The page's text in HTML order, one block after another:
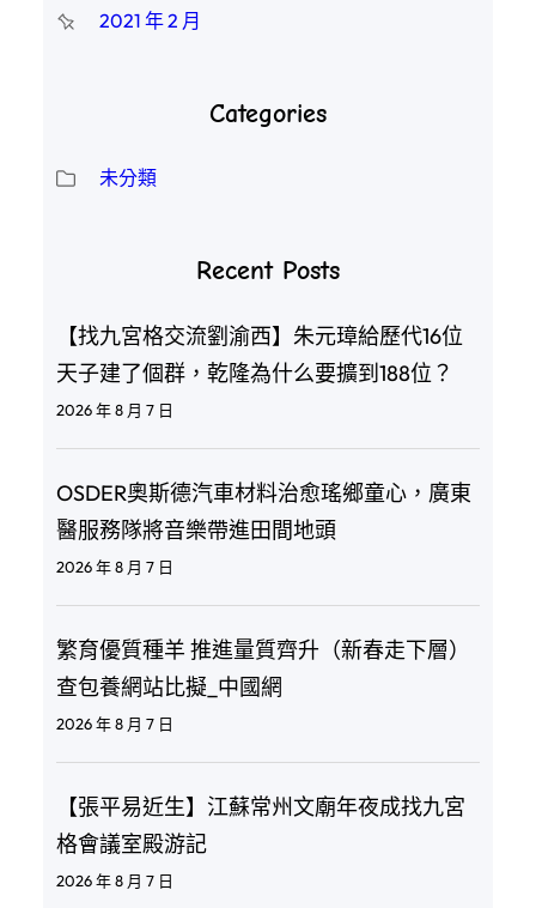
2021 年 2 月
Categories
未分類
Recent Posts
【找九宮格交流劉渝西】朱元璋給歷代16位
天子建了個群，乾隆為什么要擴到188位？
2026 年 8 月 7 日
OSDER奧斯德汽車材料治愈瑤鄉童心，廣東
醫服務隊將音樂帶進田間地頭
2026 年 8 月 7 日
繁育優質種羊 推進量質齊升（新春走下層）
查包養網站比擬_中國網
2026 年 8 月 7 日
【張平易近生】江蘇常州文廟年夜成找九宮
格會議室殿游記
2026 年 8 月 7 日